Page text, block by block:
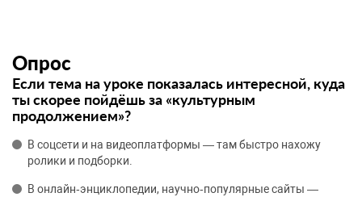
Опрос
Если тема на уроке показалась интересной, куда
ты скорее пойдёшь за «культурным
продолжением»?
В соцсети и на видеоплатформы — там быстро нахожу
ролики и подборки.
В онлайн‑энциклопедии, научно‑популярные сайты —